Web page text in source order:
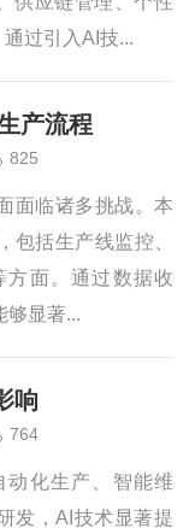
过引入AI技...
产流程
825
面临诸多挑战。本
包括生产线监控、
方面。通过数据收
够显著...
响
764
动化生产、智能维
发，AI技术显著提